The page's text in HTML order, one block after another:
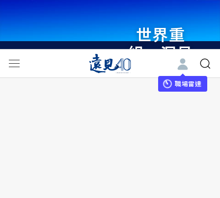
世界重
組・洞見
未來 與
世界領袖
職場雷達